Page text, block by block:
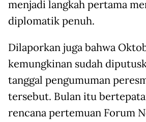
menjadi langkah pertama
diplomatik penuh.
Dilaporkan juga bahwa
kemungkinan sudah
tanggal pengumuman
tersebut. Bulan itu
rencana pertemuan Forum